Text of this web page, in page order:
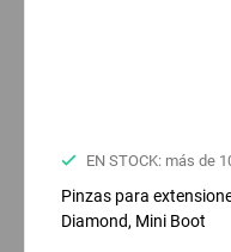
EN STOCK: más de
Pinzas para
Diamond, Mini Boot